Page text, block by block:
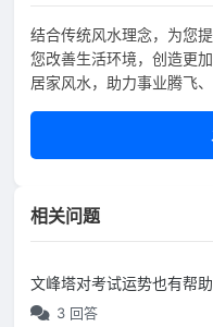
结合传统风水理念，为您
您改善生活环境，创造更
居家风水，助力事业腾飞
相关问题
文峰塔对考试运势也有帮助
3 回答